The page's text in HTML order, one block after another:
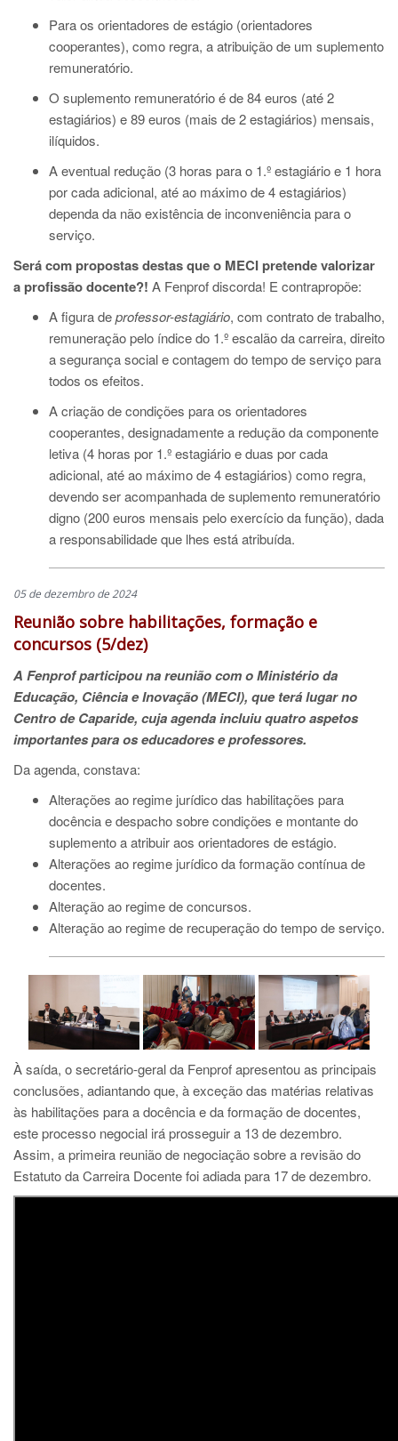
Para os orientadores de estágio (orientadores
cooperantes), como regra, a atribuição de um suplemento
remuneratório.
O suplemento remuneratório é de 84 euros (até 2
estagiários) e 89 euros (mais de 2 estagiários) mensais,
ilíquidos.
A eventual redução (3 horas para o 1.º estagiário e 1 hora
por cada adicional, até ao máximo de 4 estagiários)
dependa da não existência de inconveniência para o
serviço.
Será com propostas destas que o MECI pretende valorizar
a profissão docente?! A Fenprof discorda! E contrapropõe:
A figura deprofessor-estagiário, com contrato de trabalho,
remuneração pelo índice do 1.º escalão da carreira, direito
a segurança social e contagem do tempo de serviço para
todos os efeitos.
A criação de condições para os orientadores
cooperantes, designadamente a redução da componente
letiva (4 horas por 1.º estagiário e duas por cada
adicional, até ao máximo de 4 estagiários) como regra,
devendo ser acompanhada de suplemento remuneratório
digno (200 euros mensais pelo exercício da função), dada
a responsabilidade que lhes está atribuída.
05 de dezembro de 2024
Reunião sobre habilitações, formação e
concursos (5/dez)
A Fenprof participou na reunião com o Ministério da
Educação, Ciência e Inovação (MECI), que terá lugar no
Centro de Caparide, cuja agenda incluiu quatro aspetos
importantes para os educadores e professores.
Da agenda, constava:
Alterações ao regime jurídico das habilitações para
docência e despacho sobre condições e montante do
suplemento a atribuir aos orientadores de estágio.
Alterações ao regime jurídico da formação contínua de
docentes.
Alteração ao regime de concursos.
Alteração ao regime de recuperação do tempo de serviço.
À saída, o secretário-geral da Fenprof apresentou as principais
conclusões, adiantando que, à exceção das matérias relativas
às habilitações para a docência e da formação de docentes,
este processo negocial irá prosseguir a 13 de dezembro.
Assim, a primeira reunião de negociação sobre a revisão do
Estatuto da Carreira Docente foi adiada para 17 de dezembro.